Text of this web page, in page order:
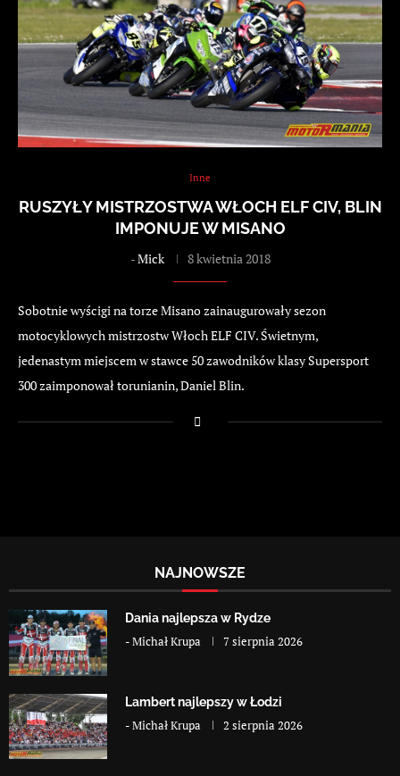
Inne
RUSZYŁY MISTRZOSTWA WŁOCH ELF CIV, BLIN
IMPONUJE W MISANO
-Mick 8 kwietnia 2018
Sobotnie wyścigi na torze Misano zainaugurowały sezon
motocyklowych mistrzostw Włoch ELF CIV. Świetnym,
jedenastym miejscem w stawce 50 zawodników klasy Supersport
300 zaimponował torunianin, Daniel Blin.
NAJNOWSZE
Dania najlepsza w Rydze
-Michał Krupa 7 sierpnia 2026
Lambert najlepszy w Łodzi
-Michał Krupa 2 sierpnia 2026